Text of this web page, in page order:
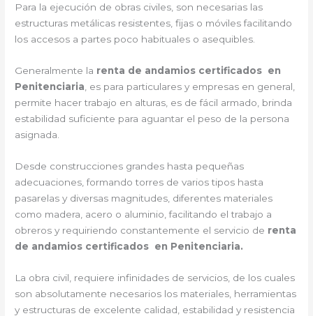
Para la ejecución de obras civiles, son necesarias las
estructuras metálicas resistentes, fijas o móviles facilitando
los accesos a partes poco habituales o asequibles.
Generalmente la renta de andamios certificados en
Penitenciaria , es para particulares y empresas en general,
permite hacer trabajo en alturas, es de fácil armado, brinda
estabilidad suficiente para aguantar el peso de la persona
asignada.
Desde construcciones grandes hasta pequeñas
adecuaciones, formando torres de varios tipos hasta
pasarelas y diversas magnitudes, diferentes materiales
como madera, acero o aluminio, facilitando el trabajo a
obreros y requiriendo constantemente el servicio de renta
de andamios certificados en Penitenciaria.
La obra civil, requiere infinidades de servicios, de los cuales
son absolutamente necesarios los materiales, herramientas
y estructuras de excelente calidad, estabilidad y resistencia